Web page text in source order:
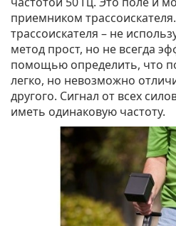
приемником
трассоискателя – не
метод прост, но не всегда
помощью определить, что
легко, но невозможно
другого. Сигнал от всех
иметь одинаковую частоту.